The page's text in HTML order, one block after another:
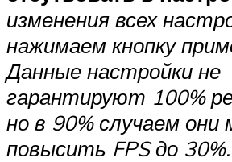
изменения всех
нажимаем кнопку
Данные настройки не
гарантируют 100%
но в 90% случаем они
повысить FPS до 30%.